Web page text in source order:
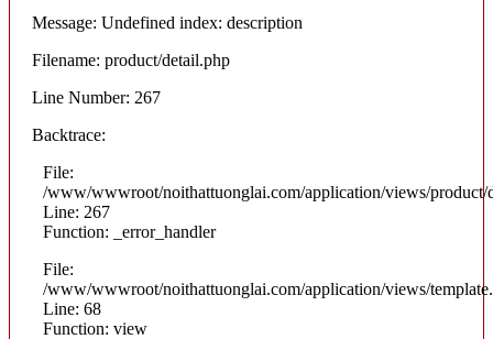
Message: Undefined index: description
Filename: product/detail.php
Line Number: 267
Backtrace:
File:
/www/wwwroot/noithattuonglai.com/application/views/product/
Line: 267
Function: _error_handler
File:
/www/wwwroot/noithattuonglai.com/application/views/
Line: 68
Function: view